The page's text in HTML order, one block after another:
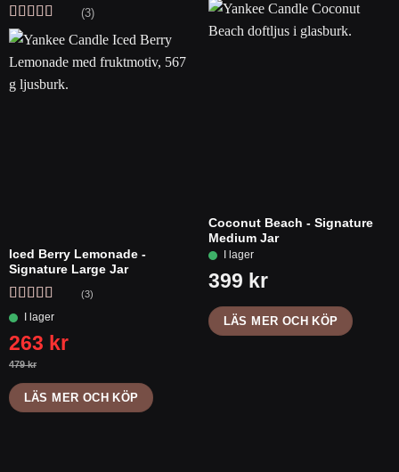
Betygsatt
5
av 5
(3)
Iced Berry Lemonade -
Signature Large Jar
Betygsatt
(3)
LÄS MER OCH KÖP
Coconut Beach - Signature
Medium Jar
LÄS MER OCH KÖP